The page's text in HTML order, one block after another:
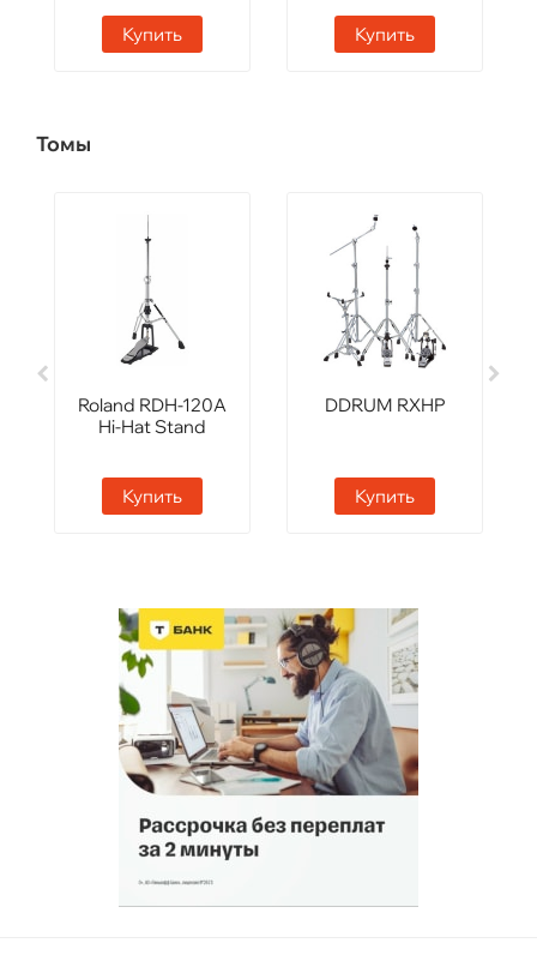
Купить
Купить
Томы
Roland RDH-120A
Hi-Hat Stand
Купить
DDRUM RXHP
Купить